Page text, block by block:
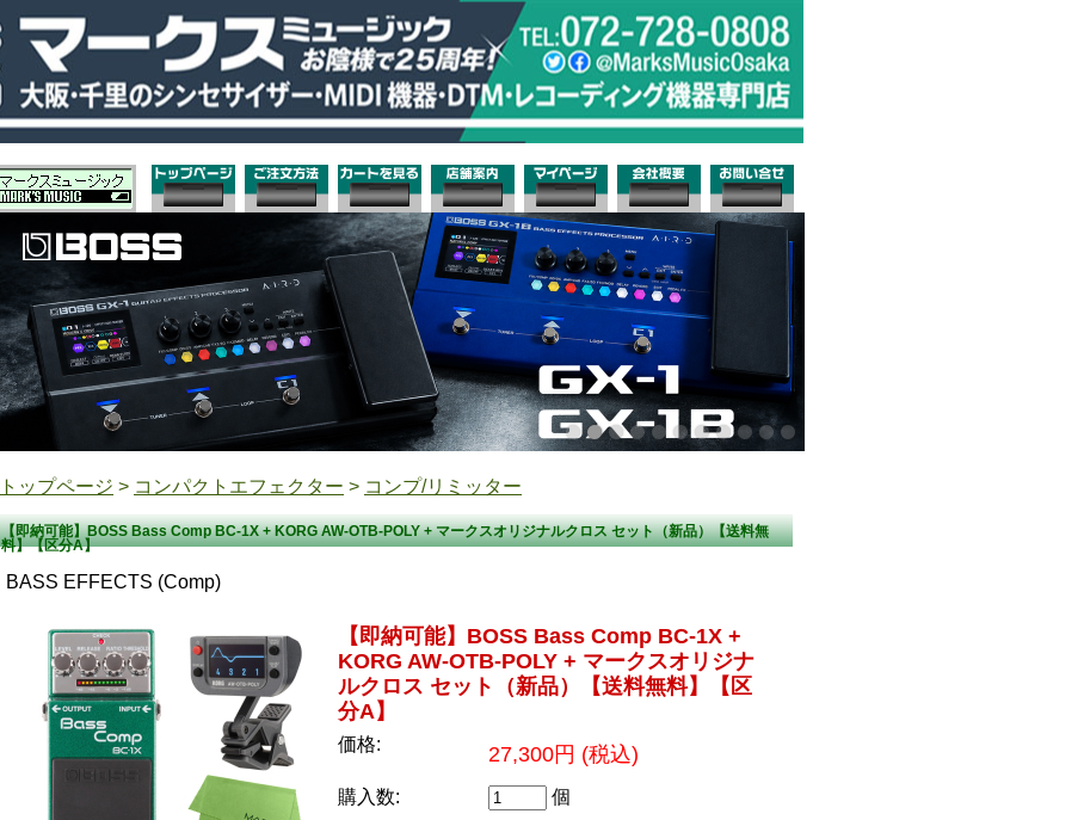
トップページ > コンパクトエフェクター > コンプ/リミッター
【即納可能】BOSS Bass Comp BC-1X + KORG AW-OTB-POLY + マークスオリジナルクロス セット（新品）【送料無
料】【区分A】
BASS EFFECTS (Comp)
【即納可能】BOSS Bass Comp BC-1X +
KORG AW-OTB-POLY + マークスオリジナ
ルクロス セット（新品）【送料無料】【区
分A】
価格: 27,300円 (税込)
購入数: 個